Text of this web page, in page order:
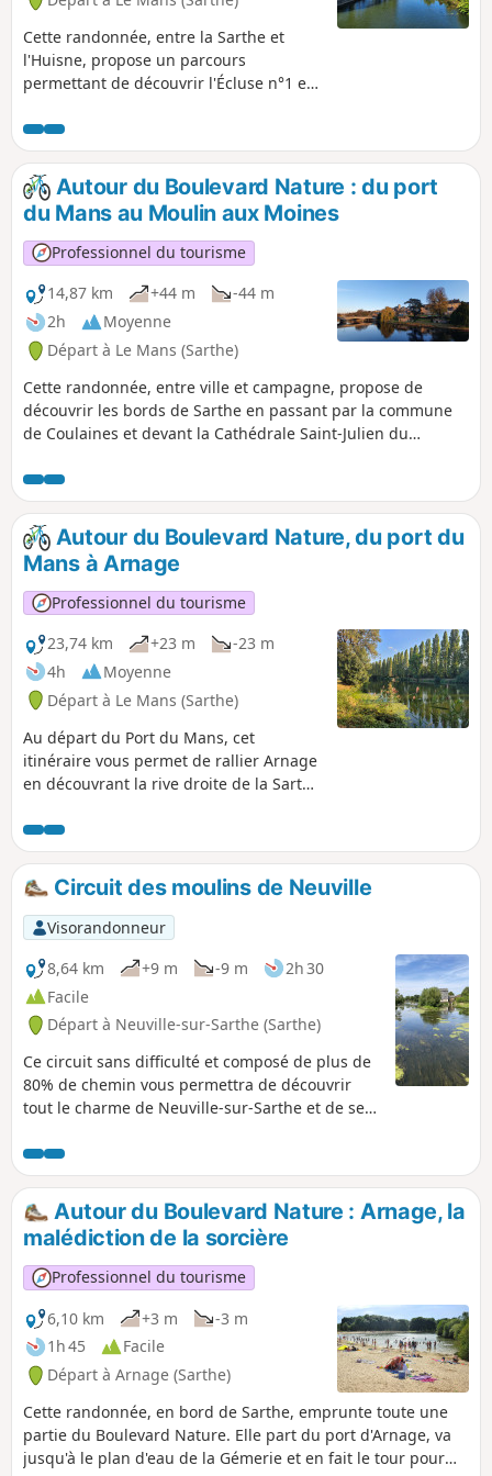
Cette randonnée, entre la Sarthe et
l'Huisne, propose un parcours
permettant de découvrir l'Écluse n°1 et
ainsi que le Pont des Vendéens, qui
date du XIe siècle.
Autour du Boulevard Nature : du port
du Mans au Moulin aux Moines
Professionnel du tourisme
14,87 km
+44 m
-44 m
2h
Moyenne
Départ à Le Mans (Sarthe)
Cette randonnée, entre ville et campagne, propose de
découvrir les bords de Sarthe en passant par la commune
de Coulaines et devant la Cathédrale Saint-Julien du
bords de Sarthe.
Autour du Boulevard Nature, du port du
Mans à Arnage
Professionnel du tourisme
23,74 km
+23 m
-23 m
4h
Moyenne
Départ à Le Mans (Sarthe)
Au départ du Port du Mans, cet
itinéraire vous permet de rallier Arnage
en découvrant la rive droite de la Sarthe
Le bord de Sarthe est agréable d'autant
qu'il est accessible pour des balades en
famille.Circuit des moulins de Neuville
Visorandonneur
8,64 km
+9 m -9 m
2h 30
Facile
Départ à Neuville-sur-Sarthe (Sarthe)
Ce circuit sans difficulté et composé de plus de
80% de chemin vous permettra de découvrir
tout le charme de Neuville-sur-Sarthe et de ses
moulins restaurés, du château de Monthéard,
ainsi que l'histoire liée à la seconde guerre
mondiale par la présence à cette époque, en
campagne, d'un terrain d'aviation américain.
Autour du Boulevard Nature : Arnage, la
malédiction de la sorcière
Professionnel du tourisme
6,10 km
+3 m
-3 m
1h 45
Facile
Départ à Arnage (Sarthe)
Cette randonnée, en bord de Sarthe, emprunte toute une
partie du Boulevard Nature. Elle part du port d'Arnage, va
jusqu'à le plan d'eau de la Gémerie et en fait le tour pour